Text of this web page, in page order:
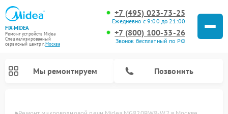
FIX-MIDEA
Ремонт устройств Midea
Специализированный
cервисный центр г.Москва
+7 (495) 023-73-25
Ежедневно с 9:00 до 21:00
+7 (800) 100-33-26
Звонок бесплатный по РФ
Мы ремонтируем Позвонить